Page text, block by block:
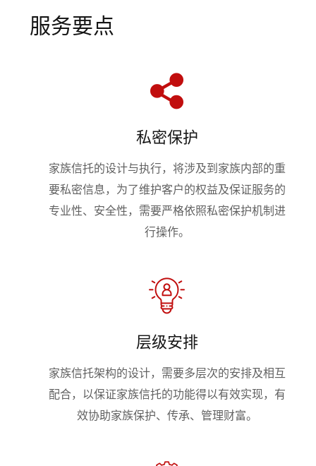
服务要点
私密保护
家族信托的设计与执行，将涉及到家族内部的重
要私密信息，为了维护客户的权益及保证服务的
专业性、安全性，需要严格依照私密保护机制进
行操作。
层级安排
家族信托架构的设计，需要多层次的安排及相互
配合，以保证家族信托的功能得以有效实现，有
效协助家族保护、传承、管理财富。